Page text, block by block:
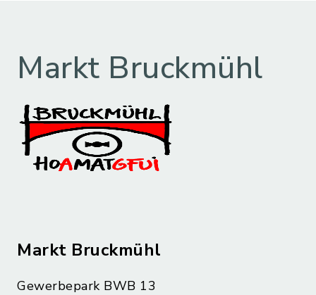
Markt Bruckmühl
Markt Bruckmühl
Gewerbepark BWB 13